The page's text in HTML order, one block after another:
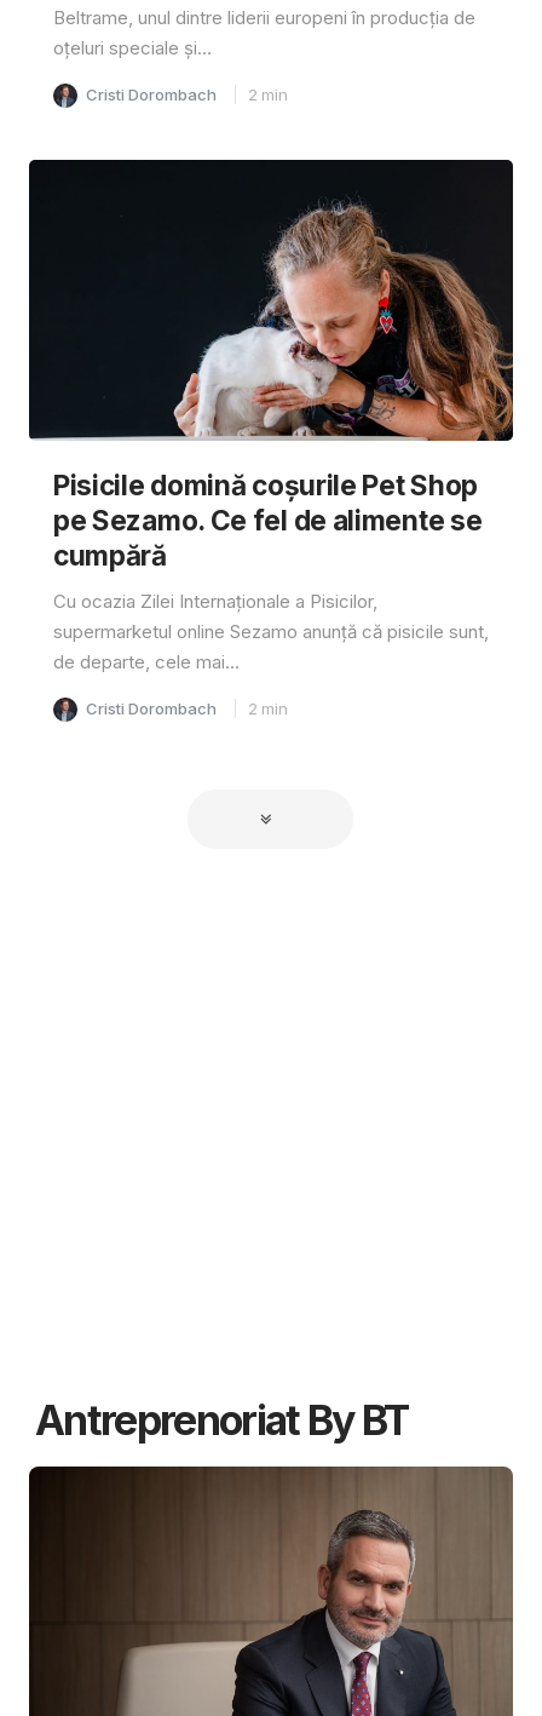
Beltrame, unul dintre liderii europeni în producția de
oțeluri speciale și...
Cristi Dorombach 2 min
Pisicile domină coșurile Pet Shop
pe Sezamo. Ce fel de alimente se
cumpără
Cu ocazia Zilei Internaționale a Pisicilor,
supermarketul online Sezamo anunță că pisicile sunt,
de departe, cele mai...
Cristi Dorombach 2 min
Antreprenoriat By BT